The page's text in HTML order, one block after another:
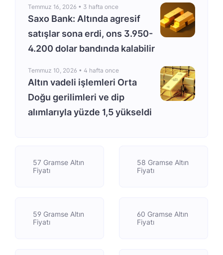
Temmuz 16, 2026 • 3 hafta once
Saxo Bank: Altında agresif
satışlar sona erdi, ons 3.950-
4.200 dolar bandında kalabilir
Temmuz 10, 2026 • 4 hafta once
Altın vadeli işlemleri Orta
Doğu gerilimleri ve dip
alımlarıyla yüzde 1,5 yükseldi
57 Gramse Altın
Fiyatı
58 Gramse Altın
Fiyatı
59 Gramse Altın
Fiyatı
60 Gramse Altın
Fiyatı